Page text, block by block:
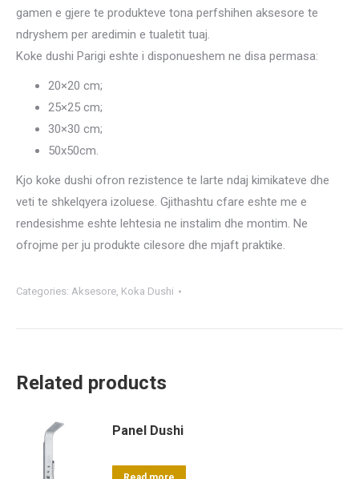
gamen e gjere te produkteve tona perfshihen aksesore te
ndryshem per aredimin e tualetit tuaj.
Koke dushi Parigi eshte i disponueshem ne disa permasa:
20×20 cm;
25×25 cm;
30×30 cm;
50x50cm.
Kjo koke dushi ofron rezistence te larte ndaj kimikateve dhe
veti te shkelqyera izoluese. Gjithashtu cfare eshte me e
rendesishme eshte lehtesia ne instalim dhe montim. Ne
ofrojme per ju produkte cilesore dhe mjaft praktike.
Categories: Aksesore, Koka Dushi
Related products
Panel Dushi